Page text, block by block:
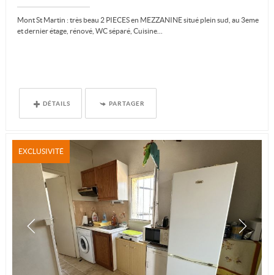
Mont St Martin : très beau 2 PIECES en MEZZANINE situé plein sud, au 3eme
et dernier étage, rénové, WC séparé, Cuisine...
DÉTAILS PARTAGER
EXCLUSIVITÉ